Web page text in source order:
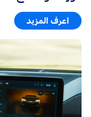
اعرف المزيد